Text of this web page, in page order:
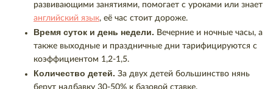
развивающими занятиями, помогает с уроками или знает
английский язык, её час стоит дороже.
Время суток и день недели. Вечерние и ночные часы, а
также выходные и праздничные дни тарифицируются с
коэффициентом 1,2-1,5.
Количество детей. За двух детей большинство нянь
берут надбавку 30-50% к базовой ставке.